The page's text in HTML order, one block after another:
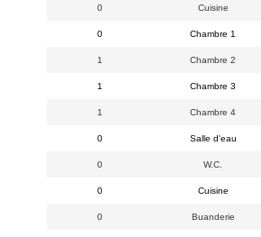
0 Cuisine
0 Chambre 1
1 Chambre 2
1 Chambre 3
1 Chambre 4
0 Salle d'eau
0 W.C.
0 Cuisine
0 Buanderie